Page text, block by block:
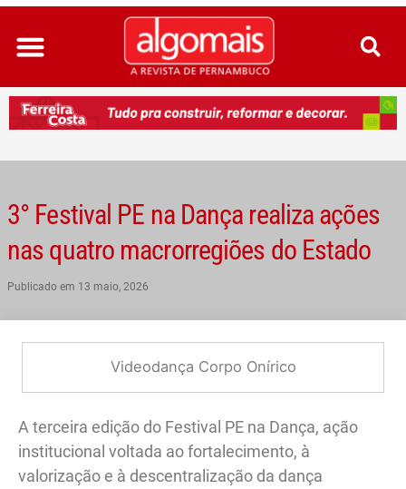
Ir
para
conteúdo
3° Festival PE na Dança realiza ações
nas quatro macrorregiões do Estado
Publicado em 13 maio, 2026
Videodança Corpo Onírico
A terceira edição do Festival PE na Dança, ação
institucional voltada ao fortalecimento, à
valorização e à descentralização da dança